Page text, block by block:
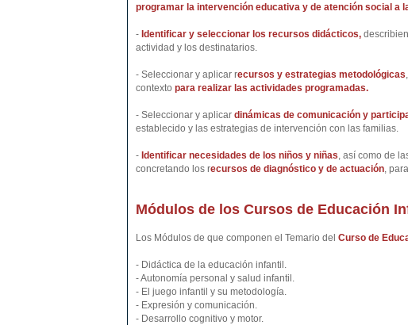
programar la intervención educativa y de atención social a
- Identificar y seleccionar los recursos didácticos,
actividad y los destinatarios.
- Seleccionar y aplicar recursos y estrategias metodológicas
contexto para realizar las actividades programadas.
- Seleccionar y aplicar dinámicas de comunicación y
establecido y las estrategias de intervención con las familias.
- Identificar necesidades de los niños y niñas , así como de
concretando los recursos de diagnóstico y de actuación ,
Módulos de los Cursos de Educación
Los Módulos de que componen el Temario del Curso de
- Didáctica de la educación infantil.
- Autonomía personal y salud infantil.
- El juego infantil y su metodología.
- Expresión y comunicación.
- Desarrollo cognitivo y motor.